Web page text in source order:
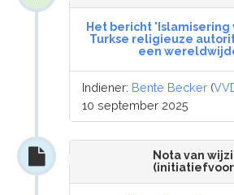
Het bericht 'Islamisering
Turkse religieuze
een
Indiener: Bente Becker (
10 september 2025
Nota van